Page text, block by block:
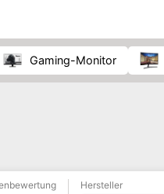
Gaming-Monitor
Hersteller